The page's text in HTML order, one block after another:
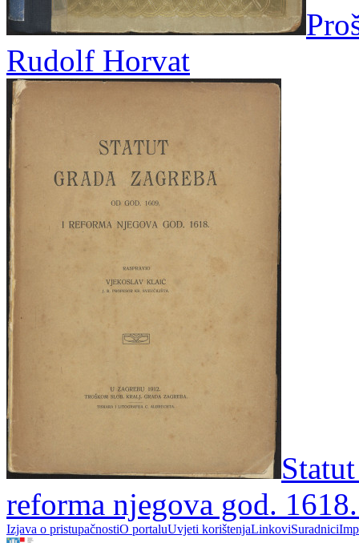
Rudolf Horvat
reforma njegova god.
Izjava o pristupačnostiO portaluUvjeti korištenjaLinkoviSuradnici